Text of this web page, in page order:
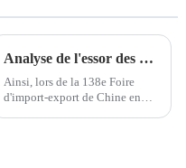
Analyse de l'essor des cigarettes électroniques sans nicotine au Salon de l'import-export de Chine 2025
Ainsi, lors de la 138e Foire
d'import-export de Chine en